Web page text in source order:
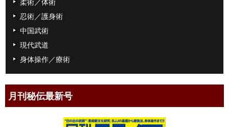
忍術／護身術
中国武術
現代武道
身体操作／療術
月刊秘伝最新号